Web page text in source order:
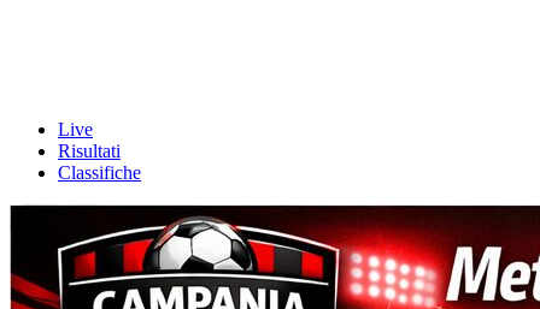
Classifiche